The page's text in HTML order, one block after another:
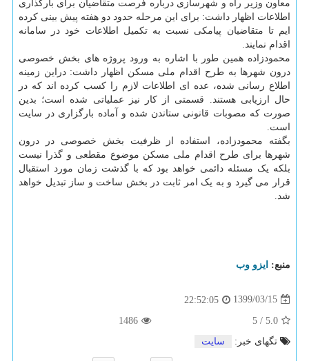
معاون وزیر راه و شهرسازی درباره فرصت متقاضیان برای بارگذاری
اطلاعات اظهار داشت: برای این مرحله حدود دو هفته پیش بینی کرده
ایم تا متقاضیان پیامکی نسبت به تکمیل اطلاعات خود در سامانه
اقدام نمایند.
محمودزاده همین طور با اشاره به ورود پروژه های بخش خصوصی
درون شهرها به طرح اقدام ملی مسکن اظهار داشت: دراین زمینه
اطلاع رسانی شده، عده ای اطلاعات لازم را کسب کرده اند که در
حال ارزیابی هستند. قسمتی از کار نیز عملیاتی شده است؛ بدین
صورت که مصوبات قانونی ستاندن شده و آماده بارگزاری در سایت
است.
بگفته محمودزاده، استفاده از ظرفیت بخش خصوصی در درون
شهرها برای طرح اقدام ملی مسکن موضوع مقطعی و گذرا نیست
بلکه یک مسئله دائمی خواهد بود که با گذشت زمان مورد استقبال
قرار می گیرد و به یک امر ثابت در بخش ساخت و ساز تبدیل خواهد
شد.
منبع: ایزو وب
1399/03/15
22:52:05
5.0
/
5
1486
تگهای خبر:
سایت